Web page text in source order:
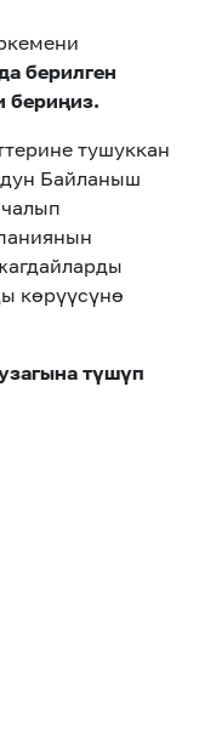
берилген
бериңиз.
тушуккан
Байланыш
көрүүсүнө
түшүп